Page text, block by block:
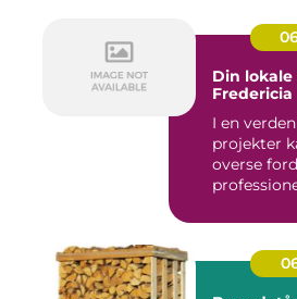
Din
Fredericia
I en
projekter
overse